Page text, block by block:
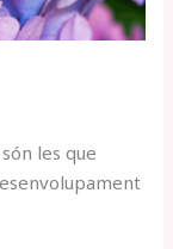
les que